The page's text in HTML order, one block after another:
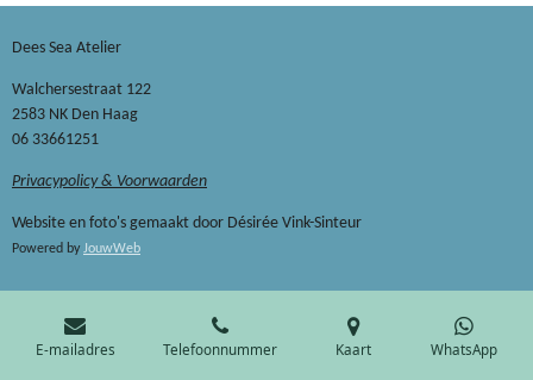
Dees Sea Atelier
Walchersestraat 122
2583 NK Den Haag
06 33661251
Privacypolicy & Voorwaarden
Website en foto's gemaakt door Désirée Vink-Sinteur
Powered by JouwWeb
E-mailadres Telefoonnummer Kaart WhatsApp